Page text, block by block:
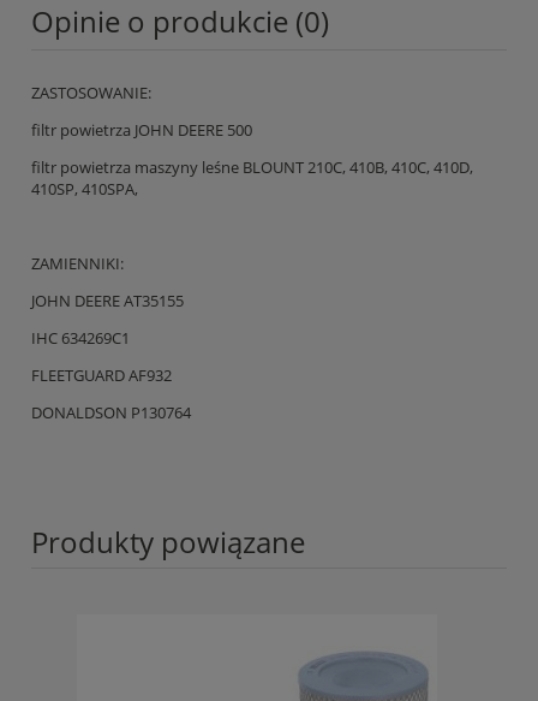
Opinie o produkcie (0)
ZASTOSOWANIE:
filtr powietrza JOHN DEERE 500
filtr powietrza maszyny leśne BLOUNT 210C, 410B, 410C, 410D,
410SP, 410SPA,
ZAMIENNIKI:
JOHN DEERE AT35155
IHC 634269C1
FLEETGUARD AF932
DONALDSON P130764
Produkty powiązane